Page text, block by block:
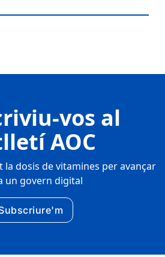
vos al
AOC
la dosis de vitamines per avançar
un govern digital